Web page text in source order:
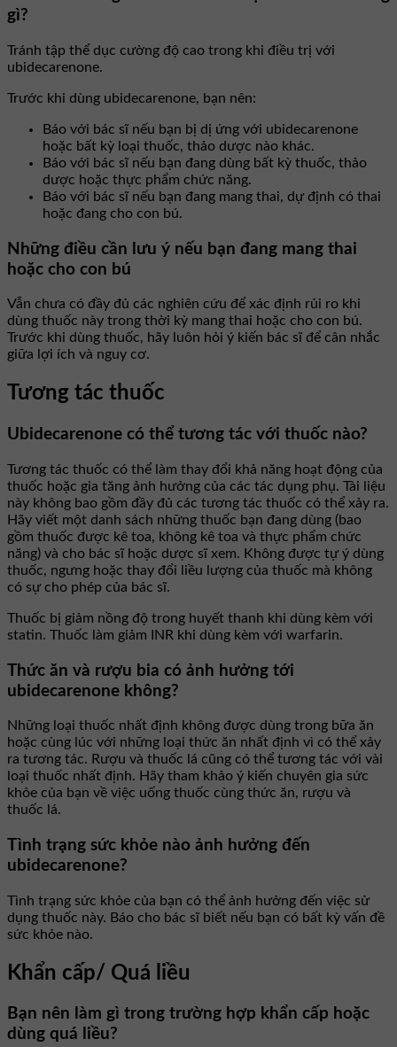
gì?
Tránh tập thể dục cường độ cao trong khi điều trị với
ubidecarenone.
Trước khi dùng ubidecarenone, bạn nên:
Báo với bác sĩ nếu bạn bị dị ứng với ubidecarenone
hoặc bất kỳ loại thuốc, thảo dược nào khác.
Báo với bác sĩ nếu bạn đang dùng bất kỳ thuốc, thảo
dược hoặc thực phẩm chức năng.
Báo với bác sĩ nếu bạn đang mang thai, dự định có thai
hoặc đang cho con bú.
Những điều cần lưu ý nếu bạn đang mang thai
hoặc cho con bú
Vẫn chưa có đầy đủ các nghiên cứu để xác định rủi ro khi
dùng thuốc này trong thời kỳ mang thai hoặc cho con bú.
Trước khi dùng thuốc, hãy luôn hỏi ý kiến bác sĩ để cân nhắc
giữa lợi ích và nguy cơ.
Tương tác thuốc
Ubidecarenone có thể tương tác với thuốc nào?
Tương tác thuốc có thể làm thay đổi khả năng hoạt động của
thuốc hoặc gia tăng ảnh hưởng của các tác dụng phụ. Tài liệu
này không bao gồm đầy đủ các tương tác thuốc có thể xảy ra.
Hãy viết một danh sách những thuốc bạn đang dùng (bao
gồm thuốc được kê toa, không kê toa và thực phẩm chức
năng) và cho bác sĩ hoặc dược sĩ xem. Không được tự ý dùng
thuốc, ngưng hoặc thay đổi liều lượng của thuốc mà không
có sự cho phép của bác sĩ.
Thuốc bị giảm nồng độ trong huyết thanh khi dùng kèm với
statin. Thuốc làm giảm INR khi dùng kèm với warfarin.
Thức ăn và rượu bia có ảnh hưởng tới
ubidecarenone không?
Những loại thuốc nhất định không được dùng trong bữa ăn
hoặc cùng lúc với những loại thức ăn nhất định vì có thể xảy
ra tương tác. Rượu và thuốc lá cũng có thể tương tác với vài
loại thuốc nhất định. Hãy tham khảo ý kiến chuyên gia sức
khỏe của bạn về việc uống thuốc cùng thức ăn, rượu và
thuốc lá.
Tình trạng sức khỏe nào ảnh hưởng đến
ubidecarenone?
Tình trạng sức khỏe của bạn có thể ảnh hưởng đến việc sử
dụng thuốc này. Báo cho bác sĩ biết nếu bạn có bất kỳ vấn đề
sức khỏe nào.
Khẩn cấp/ Quá liều
Bạn nên làm gì trong trường hợp khẩn cấp hoặc
dùng quá liều?